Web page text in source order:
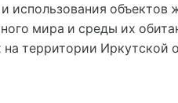
использования
мира и среды их
территории Иркутской